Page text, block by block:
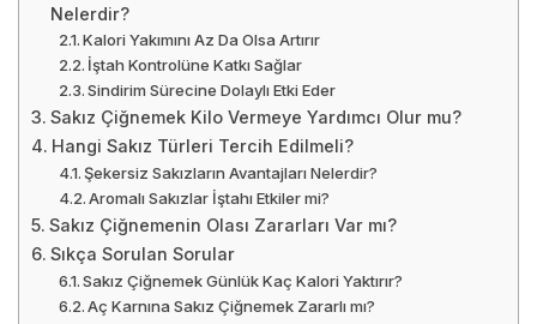
Nelerdir?
Kalori Yakımını Az Da Olsa Artırır
İştah Kontrolüne Katkı Sağlar
Sindirim Sürecine Dolaylı Etki Eder
Sakız Çiğnemek Kilo Vermeye Yardımcı Olur mu?
Hangi Sakız Türleri Tercih Edilmeli?
Şekersiz Sakızların Avantajları Nelerdir?
Aromalı Sakızlar İştahı Etkiler mi?
Sakız Çiğnemenin Olası Zararları Var mı?
Sıkça Sorulan Sorular
Sakız Çiğnemek Günlük Kaç Kalori Yaktırır?
Aç Karnına Sakız Çiğnemek Zararlı mı?